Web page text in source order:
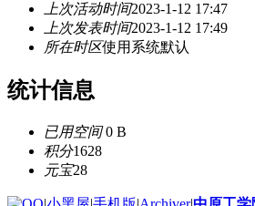
上次活动时间2023-1-12 17:47
上次发表时间2023-1-12 17:49
所在时区使用系统默认
统计信息
已用空间0 B
积分1628
元宝28